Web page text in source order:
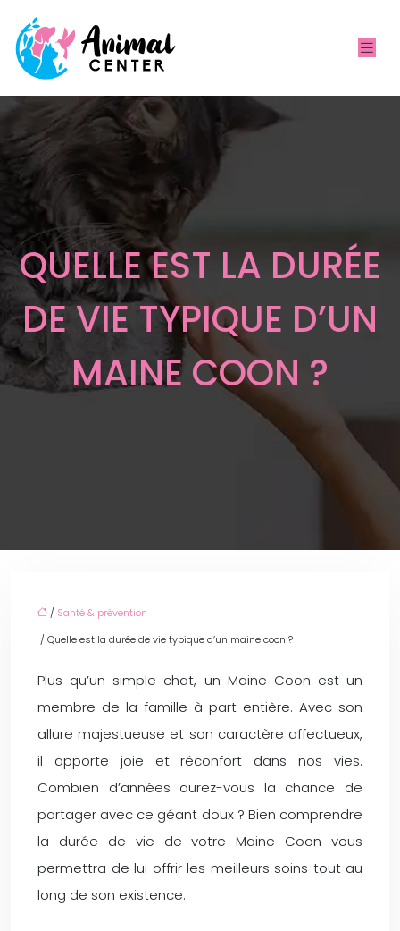
QUELLE EST LA DURÉE
DE VIE TYPIQUE D’UN
MAINE COON ?
/ Santé & prévention
/ Quelle est la durée de vie typique d’un maine coon ?
Plus qu’un simple chat, un Maine Coon est un
membre de la famille à part entière. Avec son
allure majestueuse et son caractère affectueux,
il apporte joie et réconfort dans nos vies.
Combien d’années aurez-vous la chance de
partager avec ce géant doux ? Bien comprendre
la durée de vie de votre Maine Coon vous
permettra de lui offrir les meilleurs soins tout au
long de son existence.